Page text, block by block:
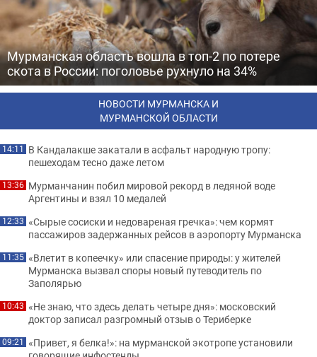
Мурманская область вошла в топ-2 по потере
скота в России: поголовье рухнуло на 34%
НОВОСТИ МУРМАНСКА И
МУРМАНСКОЙ ОБЛАСТИ
14:11 В Кандалакше закатали в асфальт народную тропу:
пешеходам тесно даже летом
13:36 Мурманчанин побил мировой рекорд в ледяной воде
Аргентины и взял 10 медалей
12:33 «Сырые сосиски и недовареная гречка»: чем кормят
пассажиров задержанных рейсов в аэропорту Мурманска
11:35 «Влетит в копеечку» или спасение природы: у жителей
Мурманска вызвал споры новый путеводитель по
Заполярью
10:43 «Не знаю, что здесь делать четыре дня»: московский
доктор записал разгромный отзыв о Териберке
09:21 «Привет, я белка!»: на мурманской экотропе установили